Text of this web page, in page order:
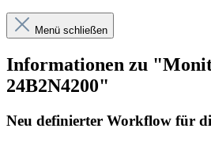
Menü schließen
Informationen zu
24B2N4200"
Neu definierter Workflow für